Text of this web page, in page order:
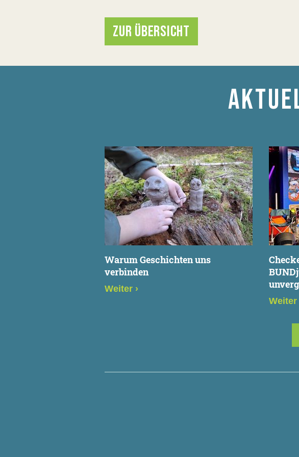
ZUR ÜBERSICHT
Warum Geschichten uns
verbinden
Weiter ›
Weiter